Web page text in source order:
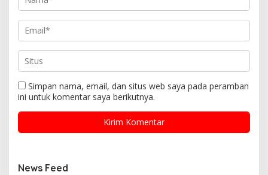
Simpan nama, email, dan situs web saya pada peramban
ini untuk komentar saya berikutnya.
News Feed